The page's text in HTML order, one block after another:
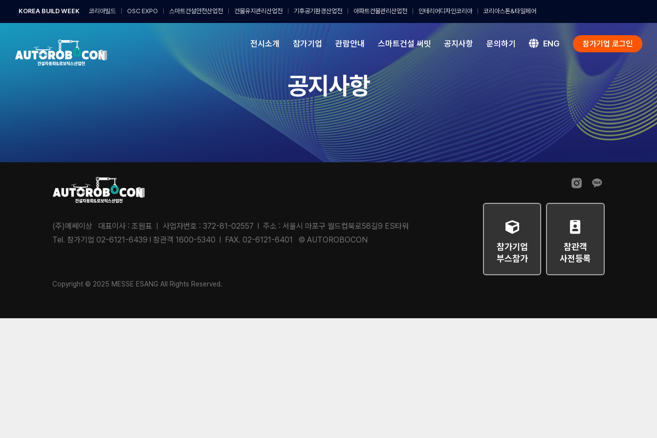
KOREA BUILD WEEK 코리아빌드 OSC EXPO 스마트건설안전산업전 건물유지관리산업전 기후공기환경산업전 아파트건물관리산업전 인테리어디자인코리아 코리아스톤&타일페어
전시소개 참가기업 관람안내 스마트건설 써밋 공지사항 문의하기 ENG 참가기업 로그인
공지사항
(주)메쎄이상 대표이사 : 조원표 ㅣ 사업자번호 : 372-81-02557 l 주소 : 서울시 마포구 월드컵북로58길9 ES타워
Tel. 참가기업 02-6121-6439 l 참관객 1600-5340 l FAX. 02-6121-6401 © AUTOROBOCON
참가기업
부스참가
참관객
사전등록
Copyright © 2025 MESSE ESANG All Rights Reserved.